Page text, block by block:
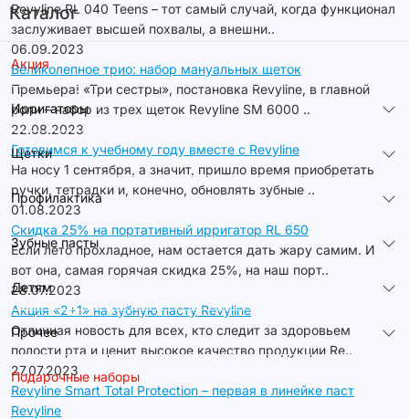
Каталог
Акция
Ирригаторы
Щетки
Профилактика
Зубные пасты
Детям
Прочее
Подарочные наборы
Revyline RL 040 Teens – тот самый случай, когда функционал
заслуживает высшей похвалы, а внешни..
06.09.2023
Великолепное трио: набор мануальных щеток
Премьера! «Три сестры», постановка Revyline, в главной
роли – набор из трех щеток Revyline SM 6000 ..
22.08.2023
Готовимся к учебному году вместе с Revyline
На носу 1 сентября, а значит, пришло время приобретать
ручки, тетрадки и, конечно, обновлять зубные ..
01.08.2023
Скидка 25% на портативный ирригатор RL 650
Если лето прохладное, нам остается дать жару самим. И
вот она, самая горячая скидка 25%, на наш порт..
28.07.2023
Акция «2+1» на зубную пасту Revyline
Отличная новость для всех, кто следит за здоровьем
полости рта и ценит высокое качество продукции Re..
27.07.2023
Revyline Smart Total Protection – первая в линейке паст
Revyline